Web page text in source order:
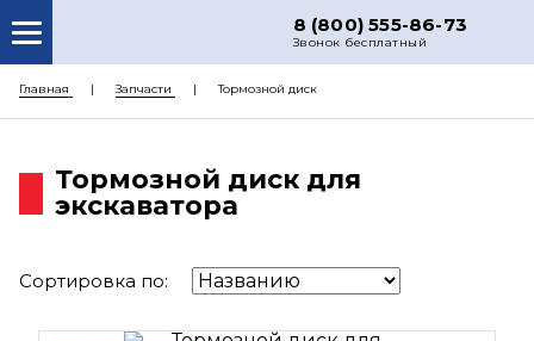
8 (800) 555-86-73
Звонок бесплатный
О НАС
РЕМОНТ
ДОСТАВКА
ЦЕНЫ
Главная Запчасти Тормозной диск
Тормозной диск для
экскаватора
Сортировка по: